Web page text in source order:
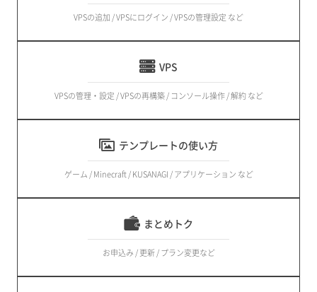
VPSの追加 / VPSにログイン / VPSの管理設定 など
VPS
VPSの管理・設定 / VPSの再構築 / コンソール操作 / 解約 など
テンプレートの使い方
ゲーム / Minecraft / KUSANAGI / アプリケーション など
まとめトク
お申込み / 更新 / プラン変更など